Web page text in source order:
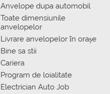
Anvelope dupa automobil
Toate dimensiunile
anvelopelor
Livrare anvelopelor în orașe
Bine sa stii
Cariera
Program de loialitate
Electrician Auto Job